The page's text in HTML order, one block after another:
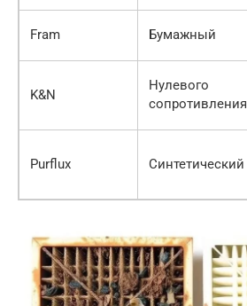
Fram Бумажный
K&N
Нулевого
сопротивления
Purflux Синтетический